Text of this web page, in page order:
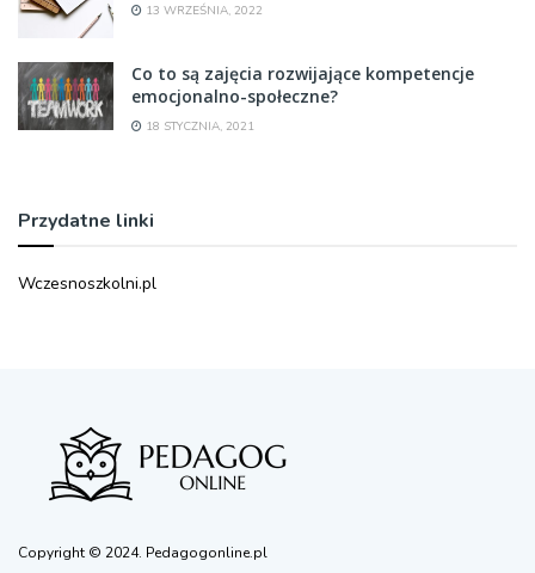
13 WRZEŚNIA, 2022
Co to są zajęcia rozwijające kompetencje
emocjonalno-społeczne?
18 STYCZNIA, 2021
Przydatne linki
Wczesnoszkolni.pl
Copyright © 2024. Pedagogonline.pl